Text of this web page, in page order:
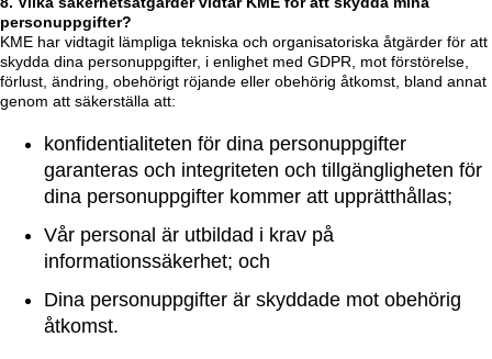
personuppgifter?
KME har vidtagit lämpliga tekniska och organisatoriska åtgärder för att
skydda dina personuppgifter, i enlighet med GDPR, mot förstörelse,
förlust, ändring, obehörigt röjande eller obehörig åtkomst, bland annat
genom att säkerställa att:
konfidentialiteten för dina personuppgifter
garanteras och integriteten och tillgängligheten för
dina personuppgifter kommer att upprätthållas;
Vår personal är utbildad i krav på
informationssäkerhet; och
Dina personuppgifter är skyddade mot obehörig
åtkomst.